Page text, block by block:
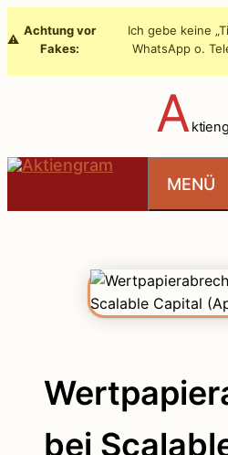
Inhalt
⚠️
Achtung vor
Fakes:
Ich gebe keine
WhatsApp o.
A
MENÜ
bei